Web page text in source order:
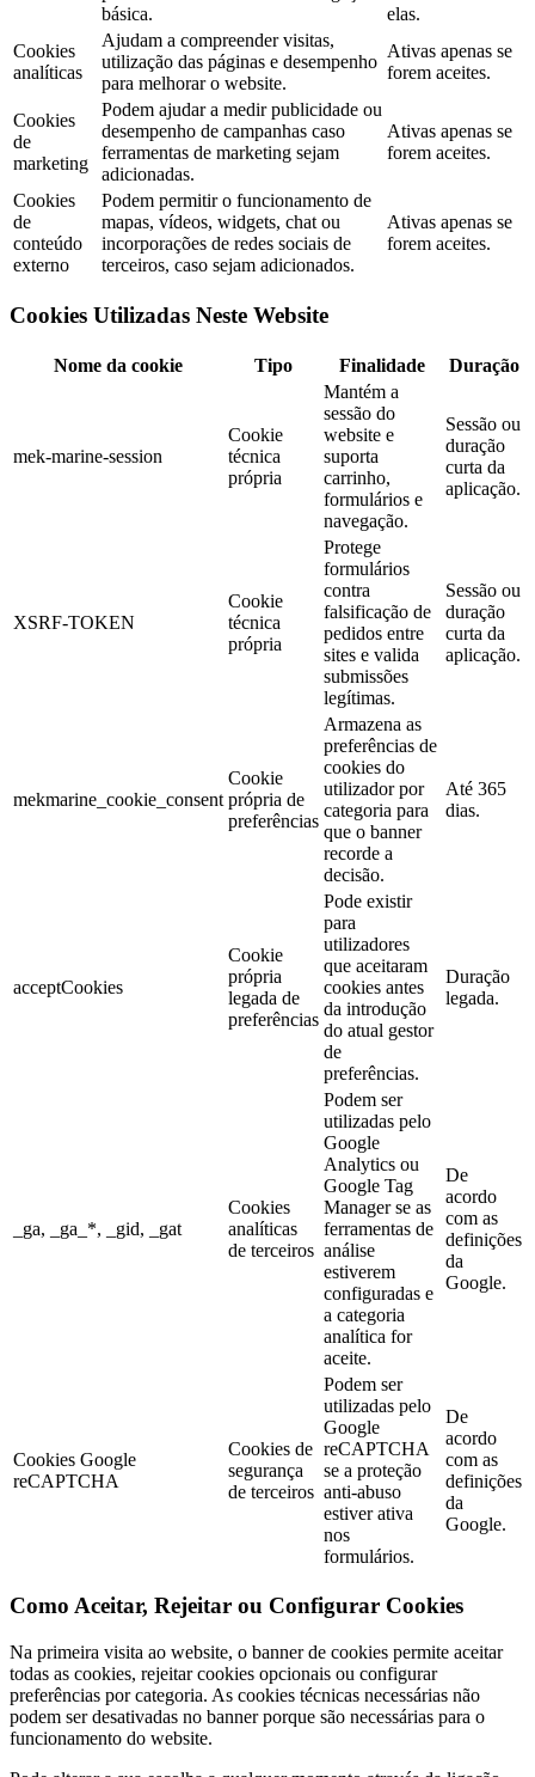
básica.
elas.
Cookies
analíticas
Ajudam a compreender visitas,
utilização das páginas e desempenho
para melhorar o website.
Ativas apenas se
forem aceites.
Cookies
de
marketing
Podem ajudar a medir publicidade ou
desempenho de campanhas caso
ferramentas de marketing sejam
adicionadas.
Ativas apenas se
forem aceites.
Cookies
de
conteúdo
externo
Podem permitir o funcionamento de
mapas, vídeos, widgets, chat ou
incorporações de redes sociais de
terceiros, caso sejam adicionados.
Ativas apenas se
forem aceites.
Cookies Utilizadas Neste Website
Nome da cookie Tipo Finalidade Duração
mek-marine-session
Cookie
técnica
própria
Mantém a
sessão do
website e
suporta
carrinho,
formulários e
navegação.
Sessão ou
duração
curta da
aplicação.
XSRF-TOKEN
Cookie
técnica
própria
Protege
formulários
contra
falsificação de
pedidos entre
sites e valida
submissões
legítimas.
Sessão ou
duração
curta da
aplicação.
mekmarine_cookie_consent
Cookie
própria de
preferências
Armazena as
preferências de
cookies do
utilizador por
categoria para
que o banner
recorde a
decisão.
Até 365
dias.
acceptCookies
Cookie
própria
legada de
preferências
Pode existir
para
utilizadores
que aceitaram
cookies antes
da introdução
do atual gestor
de
preferências.
Duração
legada.
_ga, _ga_*, _gid, _gat
Cookies
analíticas
de terceiros
Podem ser
utilizadas pelo
Google
Analytics ou
Google Tag
Manager se as
ferramentas de
análise
estiverem
configuradas e
a categoria
analítica for
aceite.
De
acordo
com as
definições
da
Google.
Cookies Google
reCAPTCHA
Cookies de
segurança
de terceiros
Podem ser
utilizadas pelo
Google
reCAPTCHA
se a proteção
anti-abuso
estiver ativa
nos
formulários.
De
acordo
com as
definições
da
Google.
Como Aceitar, Rejeitar ou Configurar Cookies
Na primeira visita ao website, o banner de cookies permite aceitar
todas as cookies, rejeitar cookies opcionais ou configurar
preferências por categoria. As cookies técnicas necessárias não
podem ser desativadas no banner porque são necessárias para o
funcionamento do website.